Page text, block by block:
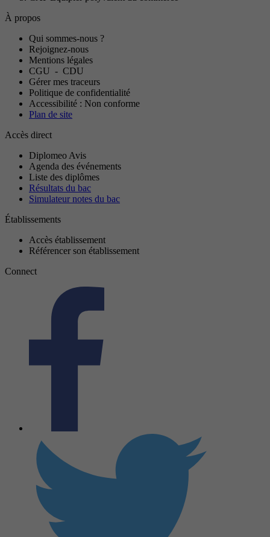
À propos
Qui sommes-nous ?
Rejoignez-nous
Mentions légales
CGU - CDU
Gérer mes traceurs
Politique de confidentialité
Accessibilité : Non conforme
Plan de site
Accès direct
Diplomeo Avis
Agenda des événements
Liste des diplômes
Résultats du bac
Simulateur notes du bac
Établissements
Accès établissement
Référencer son établissement
Connect